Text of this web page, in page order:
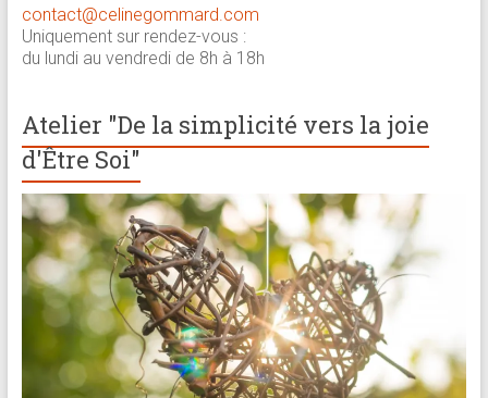
contact@celinegommard.com
Uniquement sur rendez-vous :
du lundi au vendredi de 8h à 18h
Atelier "De la simplicité vers la joie
d'Être Soi"